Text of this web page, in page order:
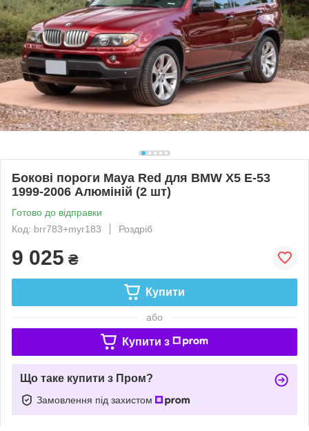
Бокові пороги Maya Red для BMW X5 E-53
1999-2006 Алюміній (2 шт)
Готово до відправки
Код: brr783+myr183
Роздріб
9 025 ₴
Купити
або
Купити з
Що таке купити з Пром?
Замовлення під захистом